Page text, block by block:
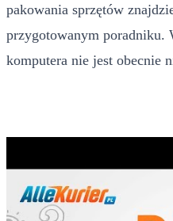
pakowania sprzętów
przygotowanym poradniku.
komputera nie jest obecnie